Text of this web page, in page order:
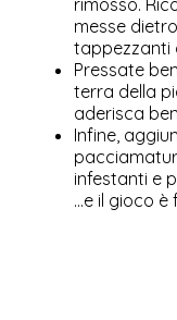
rimosso.
messe
tappezzanti
Pressate
terra della
aderisca
Infine,
infestanti e
…e il gioco è